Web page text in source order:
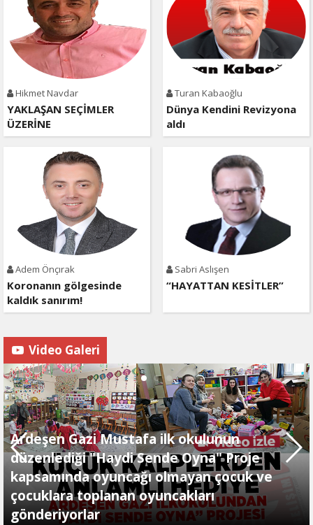
Hikmet Navdar
YAKLAŞAN SEÇİMLER
ÜZERİNE
Turan Kabaoğlu
Dünya Kendini Revizyona
aldı
Adem Önçırak
Koronanın gölgesinde
kaldık sanırım!
Sabri Aslışen
“HAYATTAN KESİTLER”
Video Galeri
Ardeşen Gazi Mustafa ilk okulunun
düzenlediği "Haydi Sende Oyna" Proje
kapsamında oyuncağı olmayan çocuk ve
çocuklara toplanan oyuncakları
gönderiyorlar